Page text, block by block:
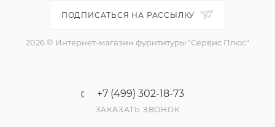
ПОДПИСАТЬСЯ НА РАССЫЛКУ
2026 © Интернет-магазин фурнтитуры "Сервис Плюс"
+7 (499) 302-18-73
ЗАКАЗАТЬ ЗВОНОК